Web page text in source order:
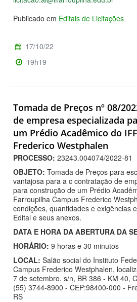
Publicado em Editais de Licitações
17/10/22
19h19
Tomada de Preços nº 08/
de empresa especializada
um Prédio Acadêmico do
Frederico Westphalen
PROCESSO: 23243.004074/2022-81
OBJETO: Tomada de Preços para
vantajosa para a c contratação de
para construção de um Prédio
Farroupilha Campus Frederico
condições, quantidades e exigências
Edital e seus anexos.
DATA E HORA DA ABERTURA DA
HORÁRIO: 9 horas e 30 minutos
LOCAL: Salão social do Instituto
Campus Frederico Westphalen,
7 de setembro, s/n, BR 386 - KM 40,
(55) 3744-8900 - CEP:98400-000 -
RS